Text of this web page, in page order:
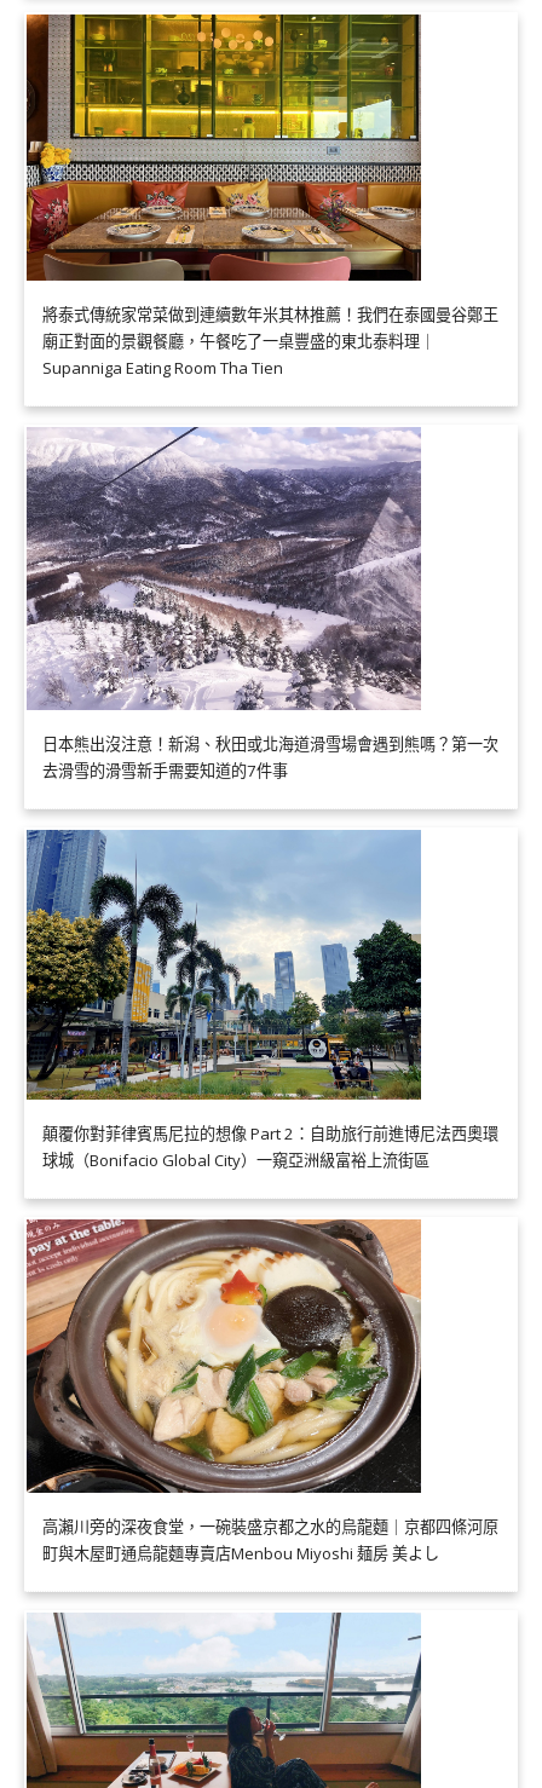
將泰式傳統家常菜做到連續數年米其林推薦！我們在泰國曼谷鄭王
廟正對面的景觀餐廳，午餐吃了一桌豐盛的東北泰料理｜
Supanniga Eating Room Tha Tien
日本熊出沒注意！新潟、秋田或北海道滑雪場會遇到熊嗎？第一次
去滑雪的滑雪新手需要知道的7件事
顛覆你對菲律賓馬尼拉的想像 Part 2：自助旅行前進博尼法西奧環
球城（Bonifacio Global City）一窺亞洲級富裕上流街區
高瀨川旁的深夜食堂，一碗裝盛京都之水的烏龍麵｜京都四條河原
町與木屋町通烏龍麵專賣店Menbou Miyoshi 麺房 美よし